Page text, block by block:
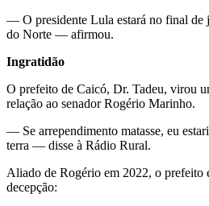
— O presidente Lula estará no final de
do Norte — afirmou.
Ingratidão
O prefeito de Caicó, Dr. Tadeu, virou
relação ao senador Rogério Marinho.
— Se arrependimento matasse, eu
terra — disse à Rádio Rural.
Aliado de Rogério em 2022, o prefeito
decepção: